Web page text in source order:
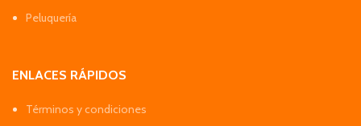
Peluquería
ENLACES RÁPIDOS
Términos y condiciones